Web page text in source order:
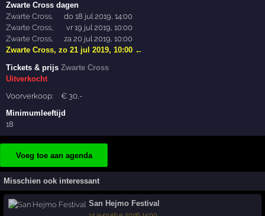
Zwarte Cross dagen
Zwarte Cross,
do 18 jul 2019, 14:00
Zwarte Cross,
vr 19 jul 2019, 10:00
Zwarte Cross,
za 20 jul 2019, 10:00
Zwarte Cross,zo 21 jul 2019, 10:00 ←
Tickets & prijsZwarte Cross
Uitverkocht
Voorverkoop:
€ 30 ,-
Minimumleeftijd
18
Voeg toe aan agenda
Misschien ook interessant
San Hejmo Festival